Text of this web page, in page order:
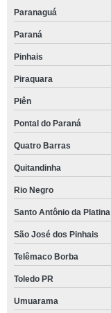
Paranaguá
Paraná
Pinhais
Piraquara
Piên
Pontal do Paraná
Quatro Barras
Quitandinha
Rio Negro
Santo Antônio da Platina
São José dos Pinhais
Telêmaco Borba
Toledo PR
Umuarama